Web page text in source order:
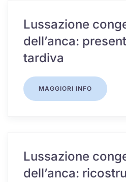
Lussazione
dell’anca:
tardiva
MAGGIORI INFO
Lussazione
dell’anca: